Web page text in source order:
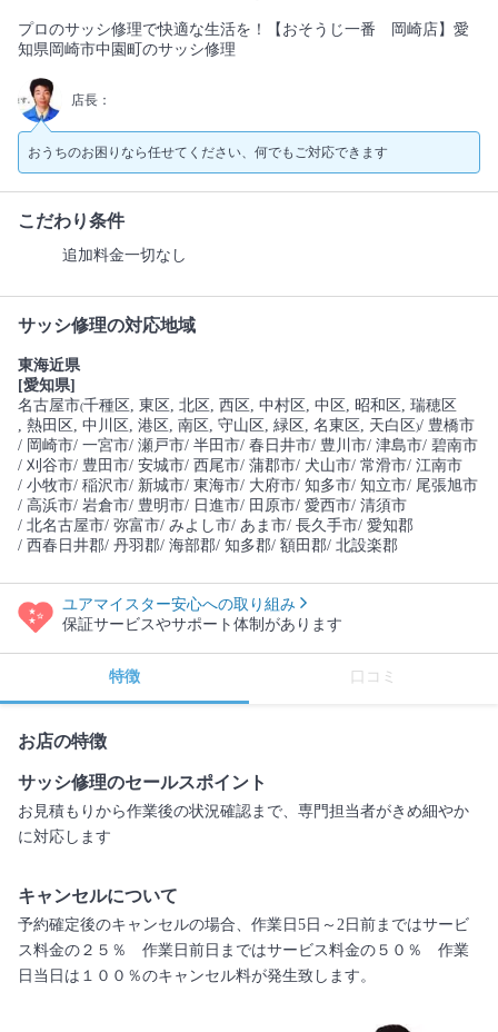
プロのサッシ修理で快適な生活を！【おそうじ一番 岡崎店】愛
知県岡崎市中園町のサッシ修理
店長：
おうちのお困りなら任せてください、何でもご対応できます
こだわり条件
追加料金一切なし
サッシ修理の対応地域
東海近県
[愛知県]
名古屋市(千種区 , 東区 , 北区 , 西区 , 中村区 , 中区 , 昭和区 , 瑞穂区
, 熱田区 , 中川区 , 港区 , 南区 , 守山区 , 緑区 , 名東区 , 天白区)/ 豊橋市
/ 岡崎市/ 一宮市/ 瀬戸市/ 半田市/ 春日井市/ 豊川市/ 津島市/ 碧南市
/ 刈谷市/ 豊田市/ 安城市/ 西尾市/ 蒲郡市/ 犬山市/ 常滑市/ 江南市
/ 小牧市/ 稲沢市/ 新城市/ 東海市/ 大府市/ 知多市/ 知立市/ 尾張旭市
/ 高浜市/ 岩倉市/ 豊明市/ 日進市/ 田原市/ 愛西市/ 清須市
/ 北名古屋市/ 弥富市/ みよし市/ あま市/ 長久手市/ 愛知郡
/ 西春日井郡/ 丹羽郡/ 海部郡/ 知多郡/ 額田郡/ 北設楽郡
ユアマイスター安心への取り組み
保証サービスやサポート体制があります
特徴 口コミ
お店の特徴
サッシ修理のセールスポイント
お見積もりから作業後の状況確認まで、専門担当者がきめ細やか
に対応します
キャンセルについて
予約確定後のキャンセルの場合、作業日5日～2日前まではサービ
ス料金の２５％ 作業日前日まではサービス料金の５０％ 作業
日当日は１００％のキャンセル料が発生致します。